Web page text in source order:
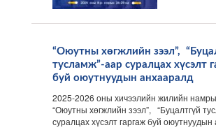
“Оюутны хөгжлийн зээл”,
тусламж”-аар суралцах хүсэлт
буй оюутнуудын анхааралд
2025-2026 оны хичээлийн жилийн
“Оюутны хөгжлийн зээл”, “Буцалтгүй
суралцах хүсэлт гаргаж буй